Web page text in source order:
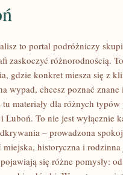
to portal podróżniczy
zaskoczyć różnorodnością.
gdzie konkret miesza się z
wypad, chcesz poznać
tu materiały dla różnych
Luboń. To nie jest wyłącznie
– prowadzona
historyczna i rodzinna
się różne pomysły: